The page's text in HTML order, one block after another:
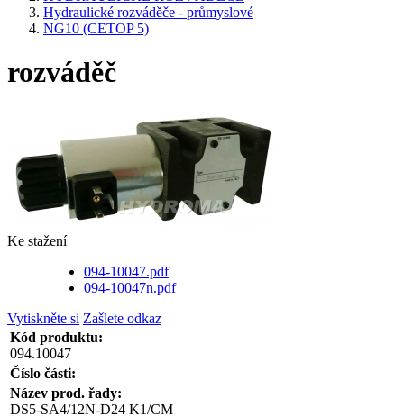
Hydraulické rozváděče - průmyslové
NG10 (CETOP 5)
rozváděč
Ke stažení
094-10047.pdf
094-10047n.pdf
Vytiskněte si Zašlete odkaz
Kód produktu:
094.10047
Číslo části:
Název prod. řady:
DS5-SA4/12N-D24 K1/CM